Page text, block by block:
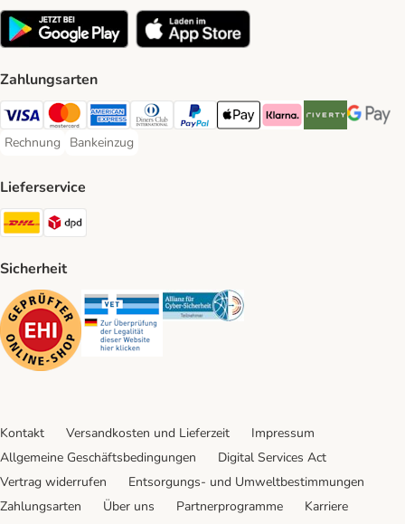
Zahlungsarten
Visa Payment Method
Mastercard Payment Method
American Express Payment Method
Diners Club Payment Method
PayPal Payment Method
Apple Pay Payment Method
Klarna Payment Method
Riverty Payment
Google
Rechnung
Rechnung Payment Method
Bankeinzug
Bankeinzug Payment Method
Lieferservice
DHL Shipping Method
Sicherheit
Security Security Security
Kontakt Versandkosten und Lieferzeit
Impressum
Allgemeine Geschäftsbedingungen
Digital Services Act
Vertrag widerrufen
Entsorgungs- und Umweltbestimmungen
Zahlungsarten
Über uns Partnerprogramme
Karriere